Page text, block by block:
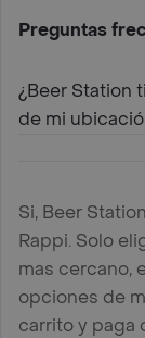
Preguntas
¿Beer Station
de mi
Si, Beer
Rappi. Solo
mas cercano,
opciones de
carrito y paga